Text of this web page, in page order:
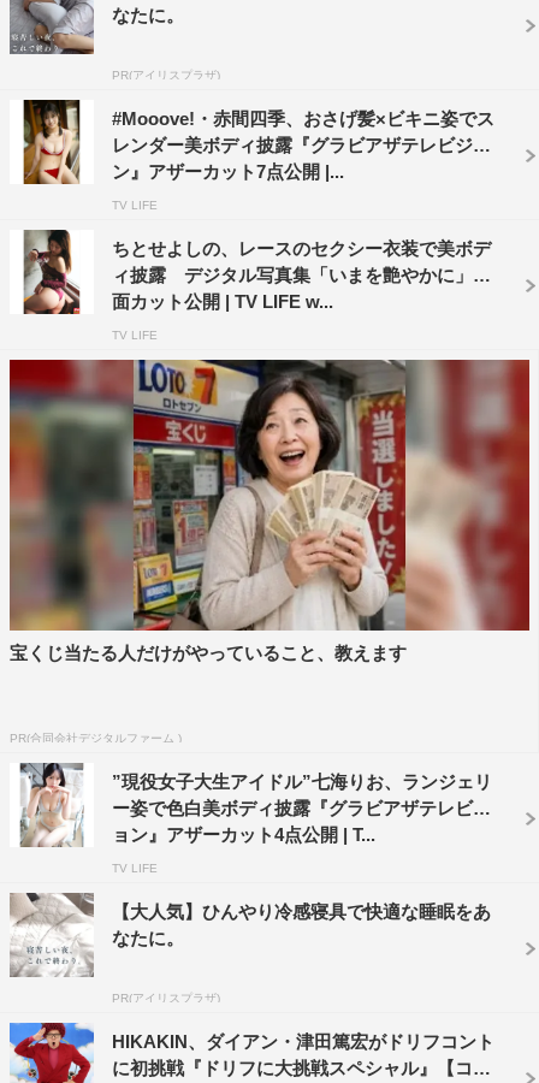
なたに。
PR(アイリスプラザ)
#Mooove!・赤間四季、おさげ髪×ビキニ姿でス
レンダー美ボディ披露『グラビアザテレビジョ
ン』アザーカット7点公開 |...
TV LIFE
ちとせよしの、レースのセクシー衣装で美ボデ
ィ披露 デジタル写真集「いまを艶やかに」誌
面カット公開 | TV LIFE w...
TV LIFE
宝くじ当たる人だけがやっていること、教えます
PR(合同会社デジタルファーム )
”現役女子大生アイドル”七海りお、ランジェリ
ー姿で色白美ボディ披露『グラビアザテレビジ
ョン』アザーカット4点公開 | T...
TV LIFE
【大人気】ひんやり冷感寝具で快適な睡眠をあ
なたに。
PR(アイリスプラザ)
HIKAKIN、ダイアン・津田篤宏がドリフコント
に初挑戦『ドリフに大挑戦スペシャル』【コメ